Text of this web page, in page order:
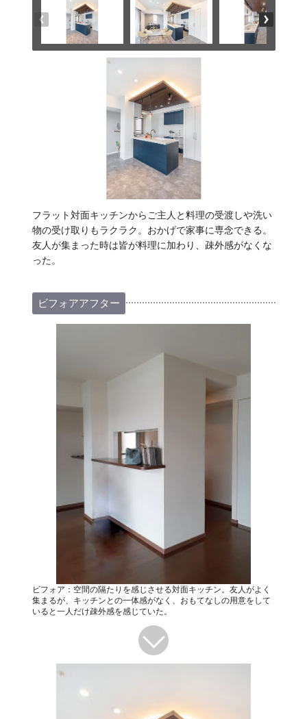
フラット対面キッチンからご主人と料理の受渡しや洗い
物の受け取りもラクラク。おかげで家事に専念できる。
友人が集まった時は皆が料理に加わり、疎外感がなくな
った。
ビフォアアフター
ビフォア：空間の隔たりを感じさせる対面キッチン。友人がよく
集まるが、キッチンとの一体感がなく、おもてなしの用意をして
いると一人だけ疎外感を感じていた。